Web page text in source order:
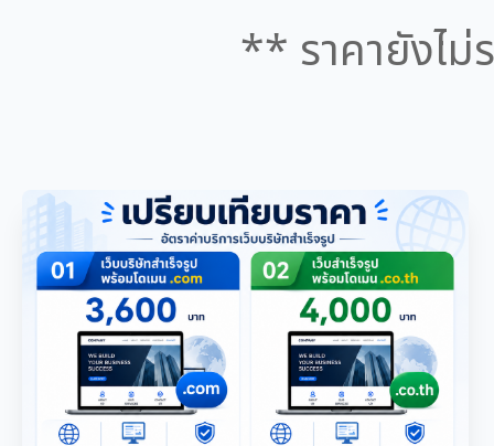
** ราคายังไ